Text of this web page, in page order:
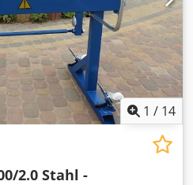
1 / 14
2.0 Stahl -